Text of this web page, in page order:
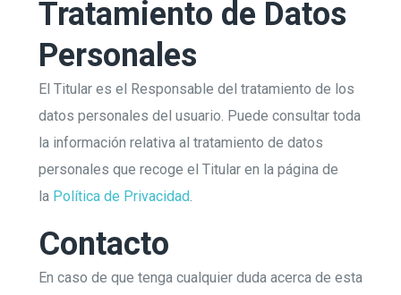
Tratamiento de Datos
Personales
El Titular es el Responsable del tratamiento de los
datos personales del usuario. Puede consultar toda
la información relativa al tratamiento de datos
personales que recoge el Titular en la página de
la Política de Privacidad.
Contacto
En caso de que tenga cualquier duda acerca de esta